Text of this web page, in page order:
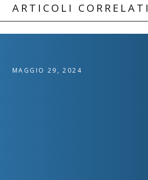
ARTICOLI CORRELATI
MAGGIO 29, 2024